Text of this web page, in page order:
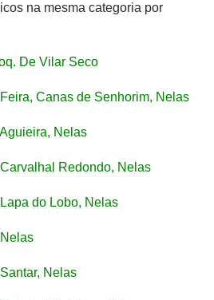
na mesma categoria por
De Vilar Seco
Canas de Senhorim, Nelas
Nelas
Redondo, Nelas
do Lobo, Nelas
Nelas